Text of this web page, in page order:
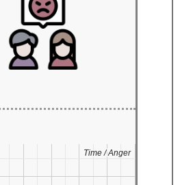
Time / Anger
Time / Anger